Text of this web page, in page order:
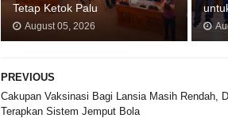
Tetap Ketok Palu
August 05, 2026
PREVIOUS
Cakupan Vaksinasi Bagi Lansia Masih Rendah,
Terapkan Sistem Jemput Bola